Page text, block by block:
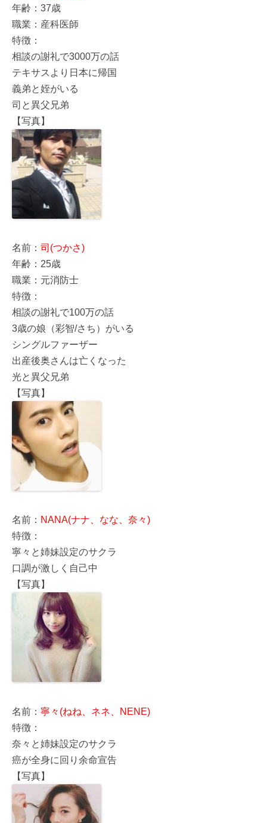
年齢：37歳
職業：産科医師
特徴：
相談の謝礼で3000万の話
テキサスより日本に帰国
義弟と姪がいる
司と異父兄弟
【写真】
名前： 司(つかさ)
年齢：25歳
職業：元消防士
特徴：
相談の謝礼で100万の話
3歳の娘（彩智/さち）がいる
シングルファーザー
出産後奥さんは亡くなった
光と異父兄弟
【写真】
名前： NANA(ナナ、なな、奈々)
特徴：
寧々と姉妹設定のサクラ
口調が激しく自己中
【写真】
名前： 寧々(ねね、ネネ、NENE)
特徴：
奈々と姉妹設定のサクラ
癌が全身に回り余命宣告
【写真】